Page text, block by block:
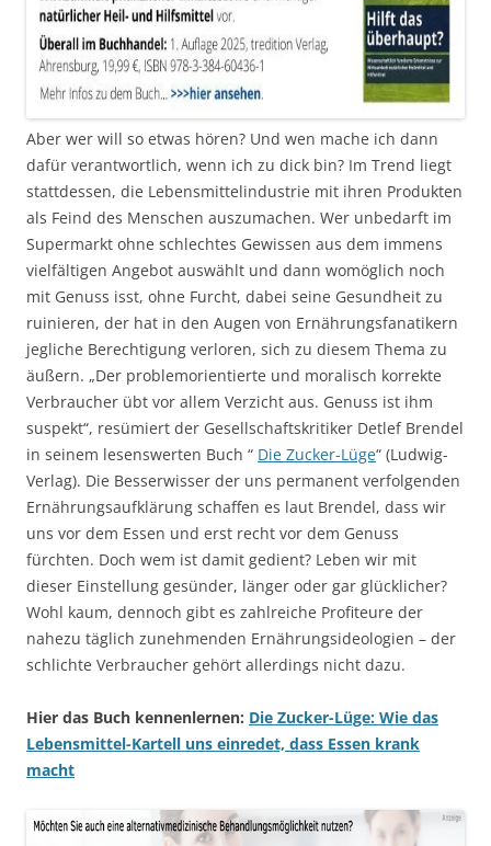
Aber wer will so etwas hören? Und wen mache ich dann
dafür verantwortlich, wenn ich zu dick bin? Im Trend liegt
stattdessen, die Lebensmittelindustrie mit ihren Produkten
als Feind des Menschen auszumachen. Wer unbedarft im
Supermarkt ohne schlechtes Gewissen aus dem immens
vielfältigen Angebot auswählt und dann womöglich noch
mit Genuss isst, ohne Furcht, dabei seine Gesundheit zu
ruinieren, der hat in den Augen von Ernährungsfanatikern
jegliche Berechtigung verloren, sich zu diesem Thema zu
äußern. „Der problemorientierte und moralisch korrekte
Verbraucher übt vor allem Verzicht aus. Genuss ist ihm
suspekt“, resümiert der Gesellschaftskritiker Detlef Brendel
in seinem lesenswerten Buch “ Die Zucker-Lüge“ (Ludwig-
Verlag). Die Besserwisser der uns permanent verfolgenden
Ernährungsaufklärung schaffen es laut Brendel, dass wir
uns vor dem Essen und erst recht vor dem Genuss
fürchten. Doch wem ist damit gedient? Leben wir mit
dieser Einstellung gesünder, länger oder gar glücklicher?
Wohl kaum, dennoch gibt es zahlreiche Profiteure der
nahezu täglich zunehmenden Ernährungsideologien – der
schlichte Verbraucher gehört allerdings nicht dazu.
Hier das Buch kennenlernen: Die Zucker-Lüge: Wie das
Lebensmittel-Kartell uns einredet, dass Essen krank
macht